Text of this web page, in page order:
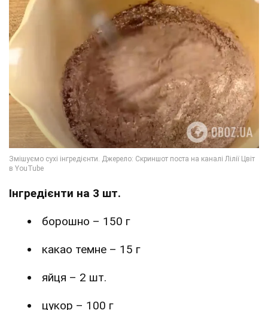
Інгредієнти на 3 шт.
борошно – 150 г
какао темне – 15 г
яйця – 2 шт.
цукор – 100 г